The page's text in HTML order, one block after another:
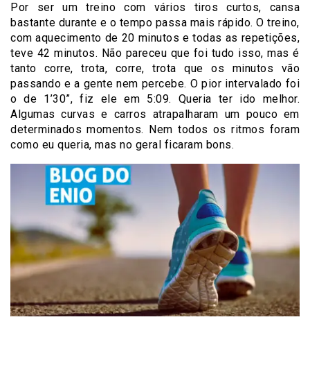
Por ser um treino com vários tiros curtos, cansa
bastante durante e o tempo passa mais rápido. O treino,
com aquecimento de 20 minutos e todas as repetições,
teve 42 minutos. Não pareceu que foi tudo isso, mas é
tanto corre, trota, corre, trota que os minutos vão
passando e a gente nem percebe. O pior intervalado foi
o de 1’30”, fiz ele em 5:09. Queria ter ido melhor.
Algumas curvas e carros atrapalharam um pouco em
determinados momentos. Nem todos os ritmos foram
como eu queria, mas no geral ficaram bons.